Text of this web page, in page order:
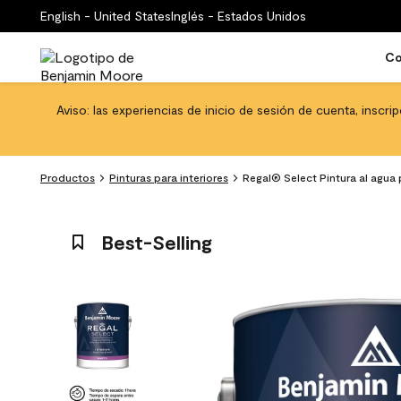
English - United StatesInglés - Estados Unidos
Aviso: las experiencias de inicio de sesión de cuenta,
Productos Pinturas para interiores Regal® Select Pintura al agua
Best-Selling